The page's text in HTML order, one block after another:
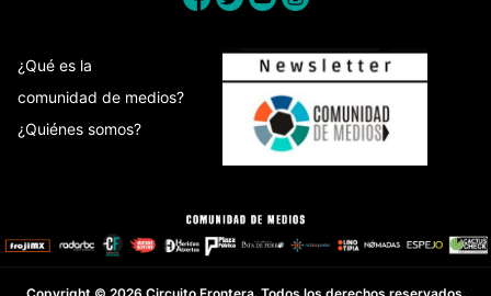
¿Qué es la
comunidad de medios?
¿Quiénes somos?